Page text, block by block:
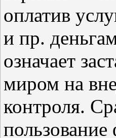
оплатив
и пр.
означает
миром на
контроля.